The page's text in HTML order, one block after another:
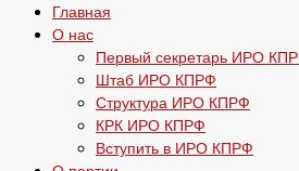
Главная
О нас
Первый секретарь ИРО
Штаб ИРО КПРФ
Структура ИРО КПРФ
КРК ИРО КПРФ
Вступить в ИРО КПРФ